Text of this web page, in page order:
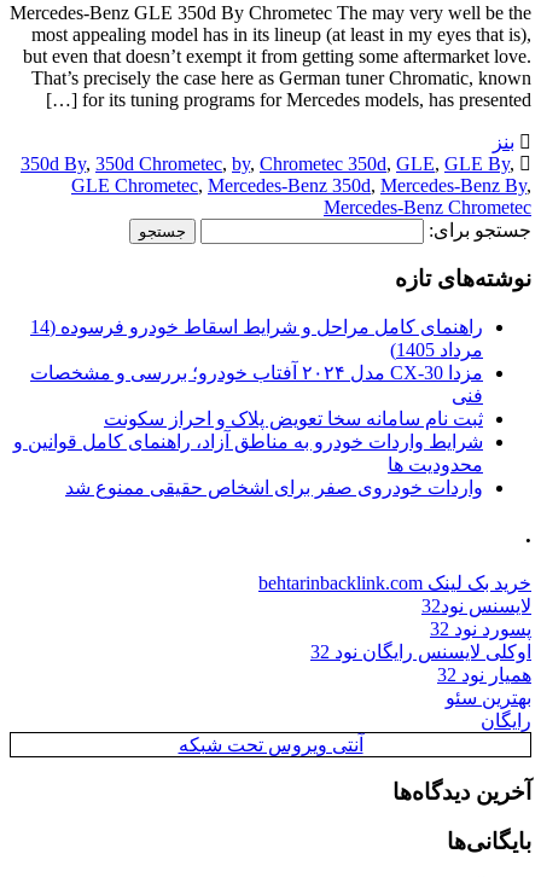
Mercedes-Benz GLE 350d By Chrometec The may very well be the
most appealing model has in its lineup (at least in my eyes that is),
but even that doesn’t exempt it from getting some aftermarket love.
That’s precisely the case here as German tuner Chromatic, known
for its tuning programs for Mercedes models, has presented […]
بنز
350d By, 350d Chrometec, by, Chrometec 350d, GLE, GLE By,
GLE Chrometec, Mercedes-Benz 350d, Mercedes-Benz By,
Mercedes-Benz Chrometec
جستجو برای:
نوشته‌های تازه
راهنمای کامل مراحل و شرایط اسقاط خودرو فرسوده (14
مرداد 1405)
مزدا CX-30 مدل ۲۰۲۴ آفتاب خودرو؛ بررسی و مشخصات
فنی
ثبت نام سامانه سخا تعویض پلاک و احراز سکونت
شرایط واردات خودرو به مناطق آزاد، راهنمای کامل قوانین و
محدودیت ها
واردات خودروی صفر برای اشخاص حقیقی ممنوع شد
.
خرید بک لینک behtarinbacklink.com
لایسنس نود32
پسورد نود 32
اوکلی لایسنس رایگان نود 32
همیار نود 32
بهترین سئو
رایگان
آنتی ویروس تحت شبکه
آخرین دیدگاه‌ها
بایگانی‌ها